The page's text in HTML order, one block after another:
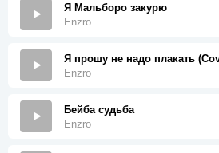
Я Мальборо закурю
Enzro
Я прошу не надо плакать
Enzro
Бейба судьба
Enzro